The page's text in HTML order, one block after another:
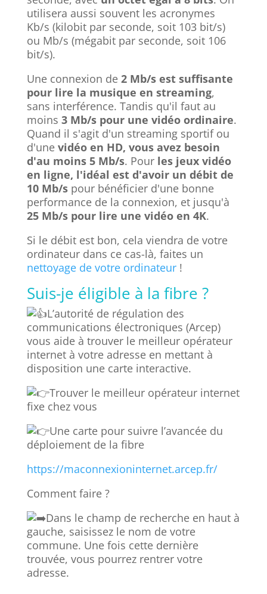
utilisera aussi souvent les acronymes
Kb/s (kilobit par seconde, soit 103 bit/s)
ou Mb/s (mégabit par seconde, soit 106
bit/s).
Une connexion de 2 Mb/s est suffisante
pour lire la musique en streaming,
sans interférence. Tandis qu'il faut au
moins 3 Mb/s pour une vidéo ordinaire.
Quand il s'agit d'un streaming sportif ou
d'une vidéo en HD, vous avez besoin
d'au moins 5 Mb/s. Pourles jeux vidéo
en ligne, l'idéal est d'avoir un débit de
10 Mb/spour bénéficier d'une bonne
performance de la connexion, et jusqu'à
25 Mb/s pour lire une vidéo en 4K.
Si le débit est bon, cela viendra de votre
ordinateur dans ce cas-là, faites un
nettoyage de votre ordinateur!
Suis-je éligible à la fibre ?
L’autorité de régulation des
communications électroniques (Arcep)
vous aide à trouver le meilleur opérateur
internet à votre adresse en mettant à
disposition une carte interactive.
Trouver le meilleur opérateur internet
fixe chez vous
Une carte pour suivre l’avancée du
déploiement de la fibre
https://maconnexioninternet.arcep.fr/
Comment faire ?
Dans le champ de recherche en haut à
gauche, saisissez le nom de votre
commune. Une fois cette dernière
trouvée, vous pourrez rentrer votre
adresse.